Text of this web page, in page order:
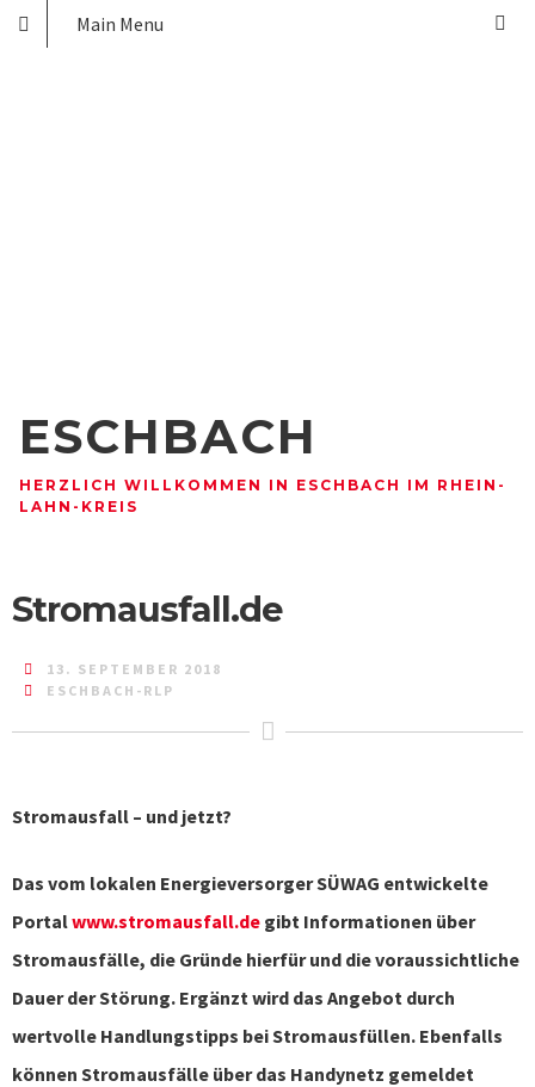
ESCHBACH
HERZLICH WILLKOMMEN IN ESCHBACH IM RHEIN-
LAHN-KREIS
Main Menu
Stromausfall.de
13. SEPTEMBER 2018
ESCHBACH-RLP
Stromausfall – und jetzt?
Das vom lokalen Energieversorger SÜWAG entwickelte
Portalwww.stromausfall.de gibt Informationen über
Stromausfälle, die Gründe hierfür und die voraussichtliche
Dauer der Störung. Ergänzt wird das Angebot durch
wertvolle Handlungstipps bei Stromausfüllen. Ebenfalls
können Stromausfälle über das Handynetz gemeldet